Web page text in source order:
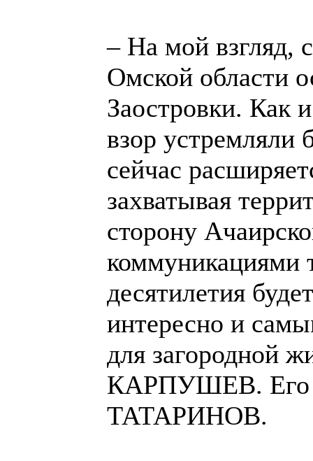
– На мой взгляд,
Омской области
Заостровки. Как
взор устремляли
сейчас
захватывая
сторону
десятилетия
интересно и
для загородной
КАРПУШЕВ. Его
ТАТАРИНОВ.